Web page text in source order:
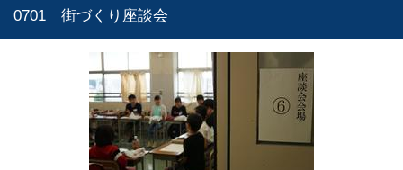
0701 街づくり座談会